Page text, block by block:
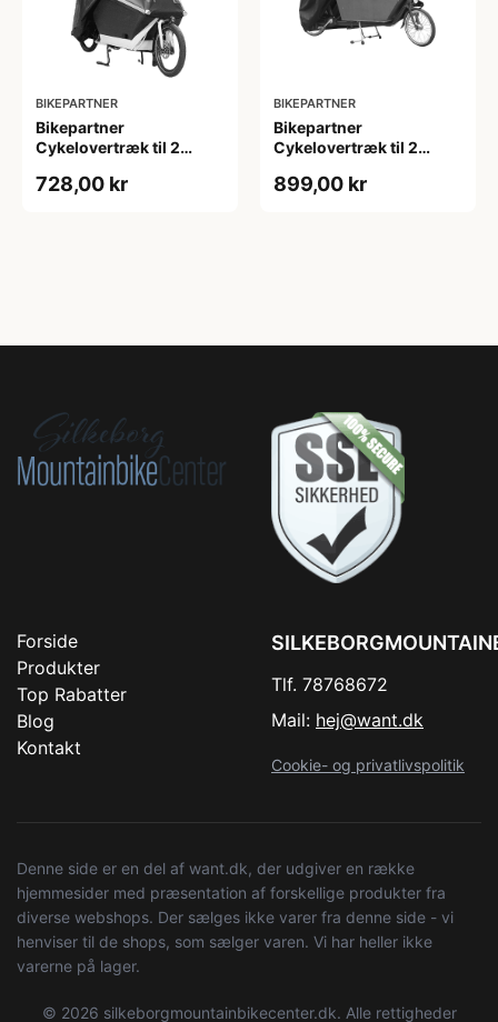
BIKEPARTNER
Bikepartner
Cykelovertræk til 2
kaleche - Vandtæt
728,00 kr
BIKEPARTNER
Bikepartner
Cykelovertræk til 2
kaleche - Vandtæt
899,00 kr
Forside
Produkter
Top Rabatter
Blog
Kontakt
Tlf. 78768672
Mail: hej@want.dk
Cookie- og privatlivspolitik
Denne side er en del af want.dk, der udgiver en række
hjemmesider med præsentation af forskellige produkter fra
diverse webshops. Der sælges ikke varer fra denne side - vi
henviser til de shops, som sælger varen. Vi har heller ikke
varerne på lager.
© 2026 silkeborgmountainbikecenter.dk. Alle rettigheder